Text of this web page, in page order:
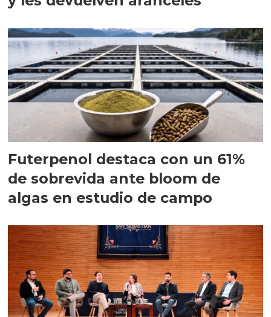
Futerpenol destaca con un 61%
de sobrevida ante bloom de
algas en estudio de campo